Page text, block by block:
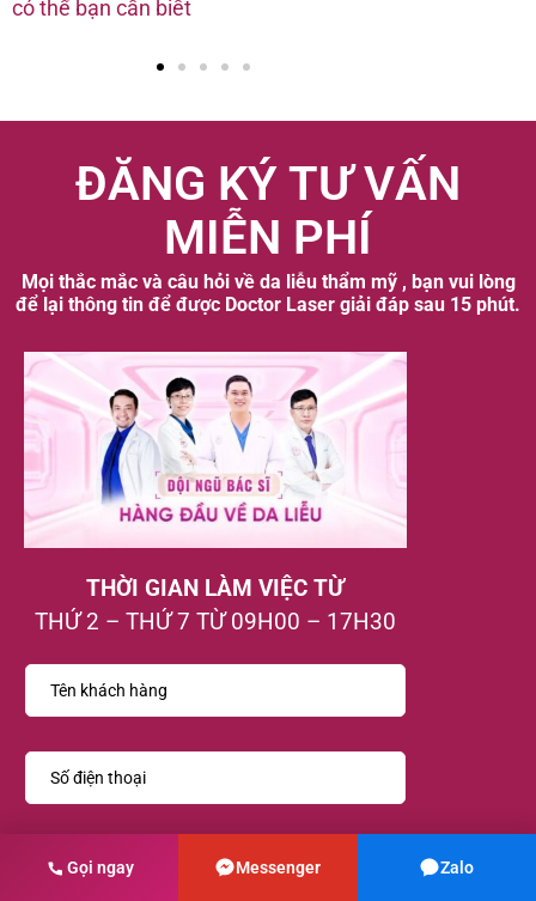
có thể bạn cần biết
ĐĂNG KÝ TƯ VẤN
MIỄN PHÍ
Mọi thắc mắc và câu hỏi về da liễu thẩm mỹ , bạn vui lòng
để lại thông tin để được Doctor Laser giải đáp sau 15 phút.
THỜI GIAN LÀM VIỆC TỪ
THỨ 2 – THỨ 7 TỪ 09H00 – 17H30
Gọi ngay Messenger Zalo